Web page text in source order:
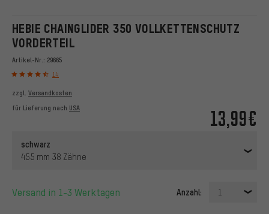
HEBIE CHAINGLIDER 350 VOLLKETTENSCHUTZ
VORDERTEIL
Artikel-Nr.: 29665
14
13,99€
zzgl. Versandkosten
für Lieferung nach USA
schwarz
455 mm 38 Zähne
Versand in 1-3 Werktagen Anzahl: 1